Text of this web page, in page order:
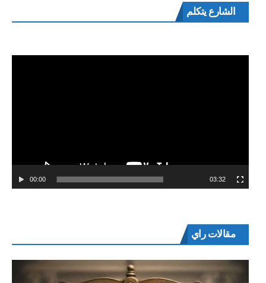
الشارع يتكلممشغل
الفيديو
00:00 03:32
مقالات راي